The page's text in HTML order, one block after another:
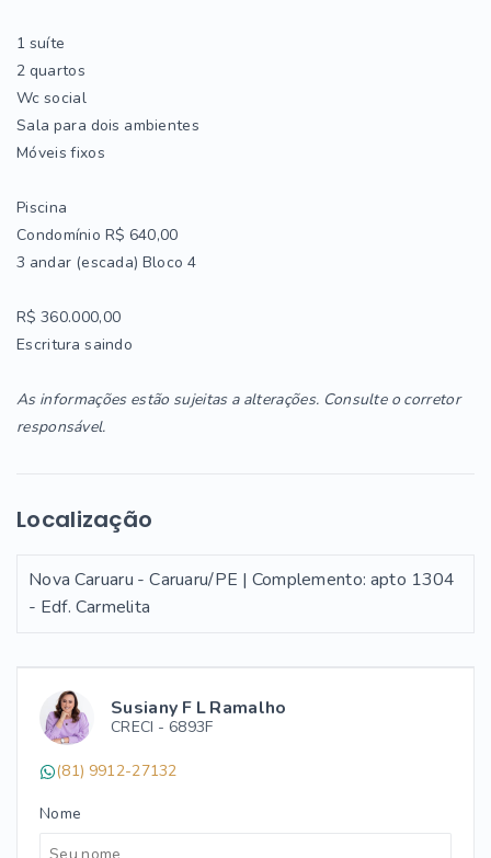
Susiany F L Ramalho
CRECI - 6893F
(81) 9912-27132
Nome
1 suíte
2 quartos
Wc social
Sala para dois ambientes
Móveis fixos
Piscina
Condomínio R$ 640,00
3 andar (escada) Bloco 4
R$ 360.000,00
Escritura saindo
As informações estão sujeitas a alterações. Consulte o corretor
responsável.
Localização
Nova Caruaru - Caruaru/PE | Complemento: apto 1304
- Edf. Carmelita